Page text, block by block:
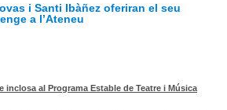
i Santi Ibàñez oferiran el seu
a l’Ateneu
inclosa al Programa Estable de Teatre i Música